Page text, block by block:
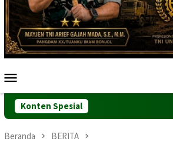
Mobile
Konten Spesial
Beranda BERITA